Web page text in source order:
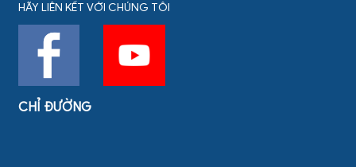
HÃY LIÊN KẾT VỚI CHÚNG TÔI
CHỈ ĐƯỜNG